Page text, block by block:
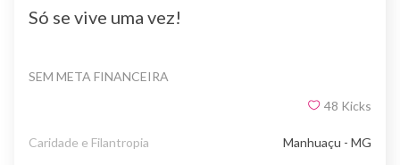
Só se vive uma vez!
SEM META FINANCEIRA
48 Kicks
Caridade e Filantropia Manhuaçu - MG